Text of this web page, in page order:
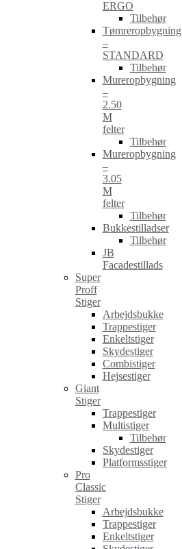
ERGO
Tilbehør
Tømreropbygning
–
STANDARD
Tilbehør
Mureropbygning
–
2.50
M
felter
Tilbehør
Mureropbygning
–
3.05
M
felter
Tilbehør
Bukkestilladser
Tilbehør
JB
Facadestillads
Super
Proff
Stiger
Arbejdsbukke
Trappestiger
Enkeltstiger
Skydestiger
Combistiger
Hejsestiger
Giant
Stiger
Trappestiger
Multistiger
Tilbehør
Skydestiger
Platformsstiger
Pro
Classic
Stiger
Arbejdsbukke
Trappestiger
Enkeltstiger